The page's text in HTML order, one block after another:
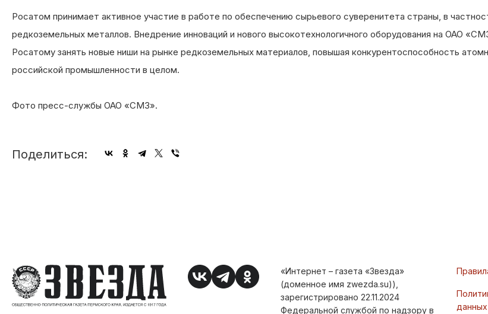
Росатом принимает активное участие в работе по обеспечению сырьевого суверенитета страны, в
редкоземельных металлов. Внедрение инноваций и нового высокотехнологичного оборудования на ОАО
Росатому занять новые ниши на рынке редкоземельных материалов, повышая конкурентоспособность
российской промышленности в целом.
Фото пресс-службы ОАО «СМЗ».
Поделиться:
«Интернет – газета «Звезда»
(доменное имя zwezda.su)),
зарегистрировано 22.11.2024
Федеральной службой по надзору в
данных